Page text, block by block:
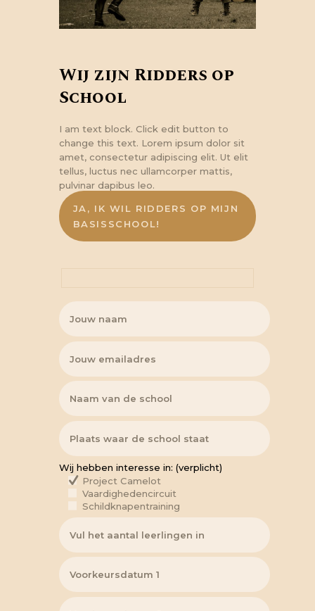
Wij zijn Ridders op
School
I am text block. Click edit button to
change this text. Lorem ipsum dolor sit
amet, consectetur adipiscing elit. Ut elit
tellus, luctus nec ullamcorper mattis,
pulvinar dapibus leo.
JA, IK WIL RIDDERS OP MIJN
BASISSCHOOL!
Wij hebben interesse in: (verplicht)
Project Camelot
Vaardighedencircuit
Schildknapentraining